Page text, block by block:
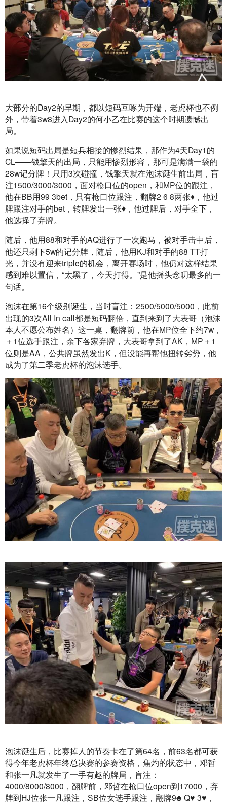
大部分的Day2的早期，都以短码互啄为开端，老虎杯也不例
外，带着3w8进入Day2的何小乙在比赛的这个时期遗憾出
局。
如果说短码出局是短兵相接的惨烈结果，那作为4天Day1的
CL——钱擎天的出局，只能用惨烈形容，那可是满满一袋的
28w记分牌！只用3次碰撞，钱擎天就在泡沫诞生前出局，盲
注1500/3000/3000，面对枪口位的open，和MP位的跟注，
他在BB用99 3bet，只有枪口位跟注，翻牌2 6 8两张♦️，他过
牌跟注对手的bet，转牌发出一张♦️，他过牌后，对手全下，
他选择了弃牌。
随后，他用88和对手的AQ进行了一次跑马，被对手击中后，
他还只剩下5w的记分牌，随后，他用KJ和对手的88 TT打
光，并没有迎来triple的机会，离开赛场时，他仍对这样结果
感到难以置信，“太黑了，今天打得。”是他摇头念叨最多的一
句话。
泡沫在第16个级别诞生，当时盲注：2500/5000/5000，此前
出现的3次All In call都是短码翻倍，直到来到了大表哥（泡沫
本人不愿公布姓名）这一桌，翻牌前，他在MP位全下约7w，
＋1位选手跟注，余下各家弃牌，大表哥拿到了AK，MP＋1
位则是AA，公共牌虽然发出K，但没能再帮他扭转劣势，他
成为了第二季老虎杯的泡沫选手。
泡沫诞生后，比赛掉人的节奏卡在了第64名，前63名都可获
得今年老虎杯年终总决赛的参赛资格，焦灼的状态中，邓哲
和张一凡就发生了一手有趣的牌局，盲注：
4000/8000/8000，翻牌前，邓哲在枪口位open到17000，弃
牌到HJ位张一凡跟注，SB位女选手跟注，翻牌9♣️ Q♥️ 3♥️，